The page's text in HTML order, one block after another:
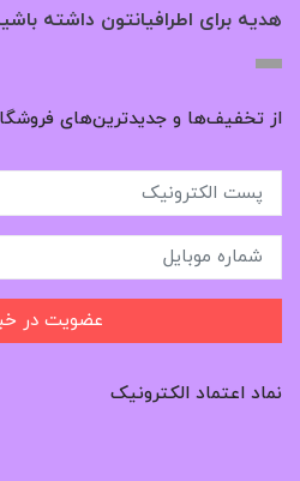
هدیه برای اطرافیانتون داشته
از تخفیف‌ها و جدیدترین‌های
عضویت در
نماد اعتماد الکترونیک